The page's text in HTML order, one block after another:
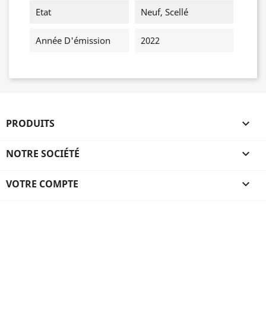
Etat Neuf, Scellé
Année D'émission 2022
PRODUITS 
NOTRE SOCIÉTÉ 
VOTRE COMPTE 